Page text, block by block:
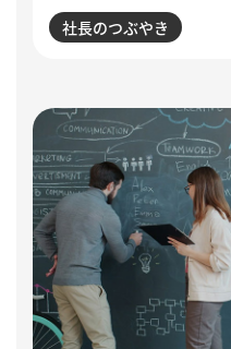
として表面化します。イ
の辞任につながった出来
社長のつぶやき